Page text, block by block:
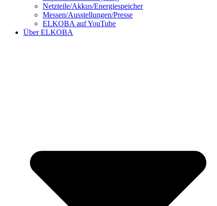
Netzteile/Akkus/Energiespeicher
Messen/Ausstellungen/Presse
ELKOBA auf YouTube
Über ELKOBA